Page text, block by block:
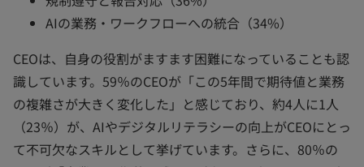
AIの業務・ワークフローへの統合（34%）
CEOは、自身の役割がますます困難になっていることも認
識しています。59％のCEOが「この5年間で期待値と業務
の複雑さが大きく変化した」と感じており、約4人に1人
（23％）が、AIやデジタルリテラシーの向上がCEOにとっ
て不可欠なスキルとして挙げています。さらに、80％の